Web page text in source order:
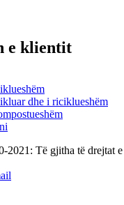
e klientit
dhe i riciklueshëm
Të gjitha të drejtat e